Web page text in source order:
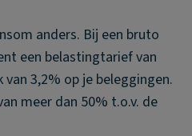
anders. Bij een bruto
een belastingtarief van
3,2% op je beleggingen.
meer dan 50% t.o.v. de